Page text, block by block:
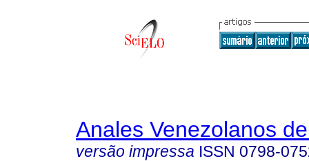
Anales Venezolanos
versão impressa ISSN 0798-